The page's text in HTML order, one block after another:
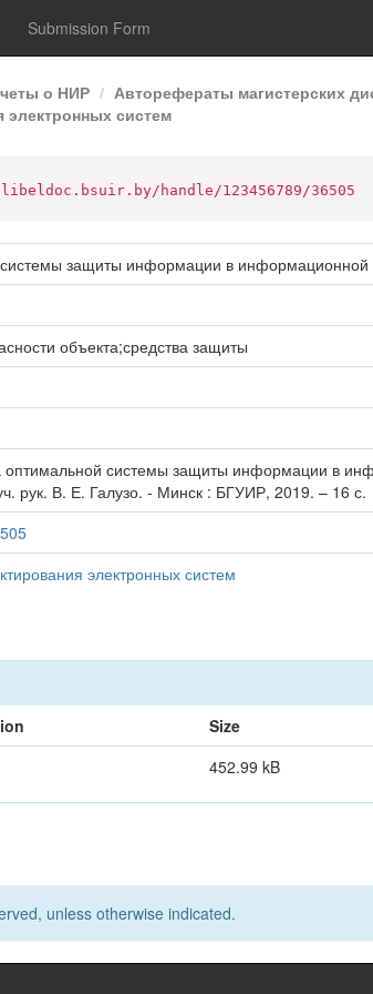
Submission Form
о НИР
Авторефераты магистерских
электронных систем
handle/123456789/36505
защиты информации в информационной
объекта;средства защиты
системы защиты информации в
рук. В. Е. Галузо. - Минск : БГУИР, 2019. – 16 с.
электронных систем
Size
452.99 kB
unless otherwise indicated.